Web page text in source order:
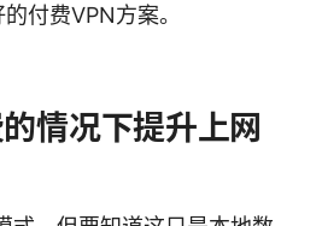
付费VPN方案。
情况下提升上网